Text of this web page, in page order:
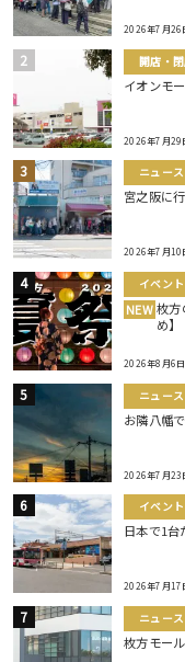
2026年7月26
開店・
イオンモ
2026年7月29
ニュース
宮之阪に
2026年7月10
イベント
NEW 枚方
め】
2026年8月6日
ニュース
お隣八幡
2026年7月23
イベント
日本で1台
2026年7月17
ニュース
枚方モー